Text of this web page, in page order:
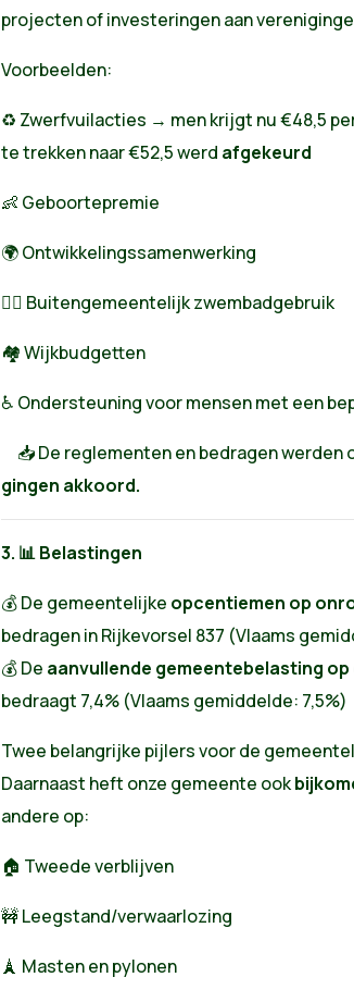
projecten of investeringen aan
Voorbeelden:
♻️ Zwerfvuilacties → men krijgt nu €48,5
te trekken naar €52,5 werd afgekeurd
👶 Geboortepremie
🌍 Ontwikkelingssamenwerking
🏊‍♀️ Buitengemeentelijk zwembadgebruik
🏘️ Wijkbudgetten
♿ Ondersteuning voor mensen met een
📥 De reglementen en bedragen werden
gingen akkoord.
3. 📊 Belastingen
💰 De gemeentelijke opcentiemen op
bedragen in Rijkevorsel 837 (Vlaams
💰 De aanvullende gemeentebelasting
bedraagt 7,4% (Vlaams gemiddelde: 7,5%)
Twee belangrijke pijlers voor de
Daarnaast heft onze gemeente ook
andere op:
🏠 Tweede verblijven
🚧 Leegstand/verwaarlozing
🗼 Masten en pylonen